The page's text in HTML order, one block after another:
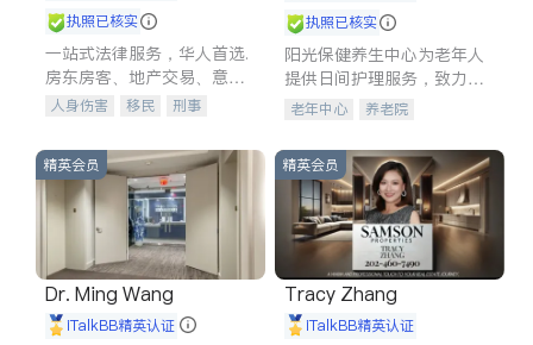
执照已核实
一站式法律服务，华人首选.
房东房客、地产交易、意外
伤害、车祸重伤、商业诉
建筑合同、刑事案件全包办
人身伤害 移民
刑事
信托/遗嘱
商业
商标注册
索赔
律师-其它
执照已核实
阳光保健养生中心为老年人
提供日间护理服务，致力于
通过持续的护理创新来有效
老年中心 养老院
精英会员
Dr. Ming Wang
iTalkBB精英认证
精英会员
Tracy Zhang
iTalkBB精英认证